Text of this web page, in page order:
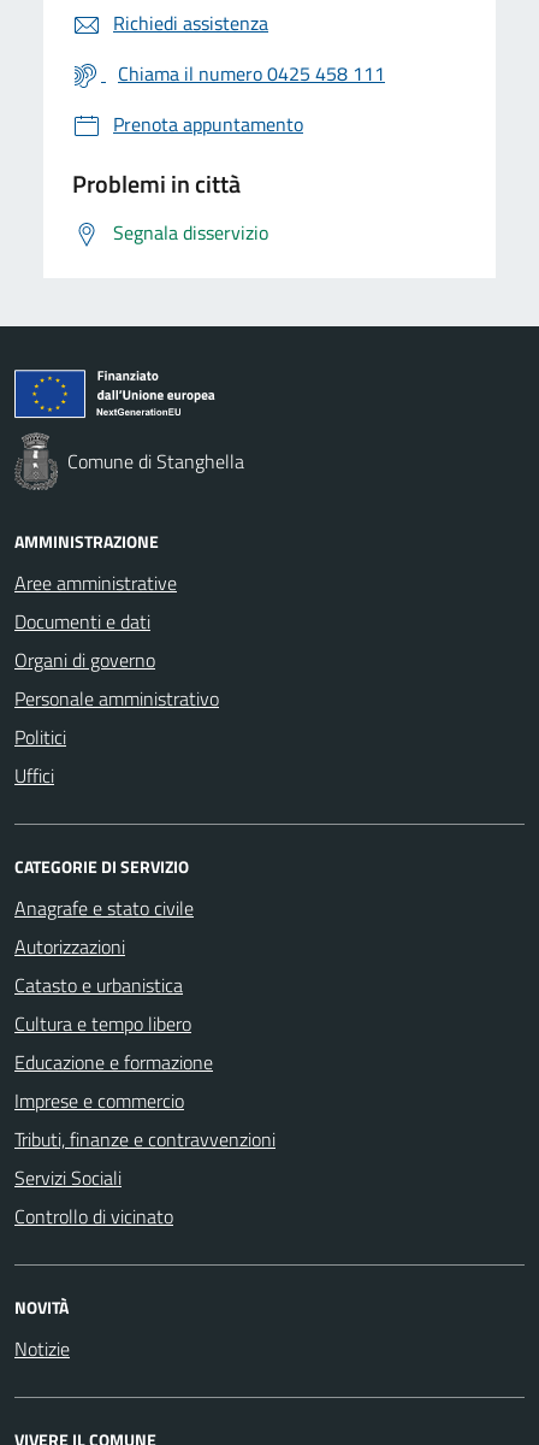
Richiedi assistenza
Chiama il numero 0425 458 111
Prenota appuntamento
Problemi in città
Segnala disservizio
Comune di Stanghella
AMMINISTRAZIONE
Aree amministrative
Documenti e dati
Organi di governo
Personale amministrativo
Politici
Uffici
CATEGORIE DI SERVIZIO
Anagrafe e stato civile
Autorizzazioni
Catasto e urbanistica
Cultura e tempo libero
Educazione e formazione
Imprese e commercio
Tributi, finanze e contravvenzioni
Servizi Sociali
Controllo di vicinato
NOVITÀ
Notizie
VIVERE IL COMUNE